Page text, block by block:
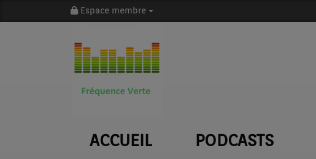
Espace membre
ACCUEIL PODCASTS